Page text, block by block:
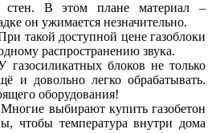
стен. В этом плане материал –
он ужимается незначительно.
такой доступной цене газоблоки
распространению звука.
газосиликатных блоков не только
и довольно легко обрабатывать.
оборудования!
выбирают купить газобетон
чтобы температура внутри дома